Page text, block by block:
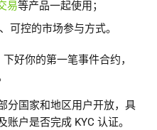
易等产品一起使用；
可控的市场参与方式。
好你的第一笔事件合约，
分国家和地区用户开放，具
户是否完成 KYC 认证。